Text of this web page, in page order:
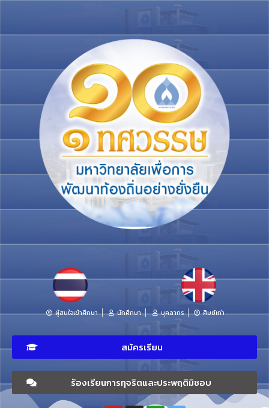
ผู้สนใจเข้าศึกษา นักศึกษา บุคลากร ศิษย์เก่า
สมัครเรียน
ร้องเรียนการทุจริตและประพฤติมิชอบ